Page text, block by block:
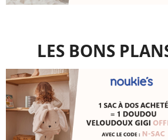
LES BONS